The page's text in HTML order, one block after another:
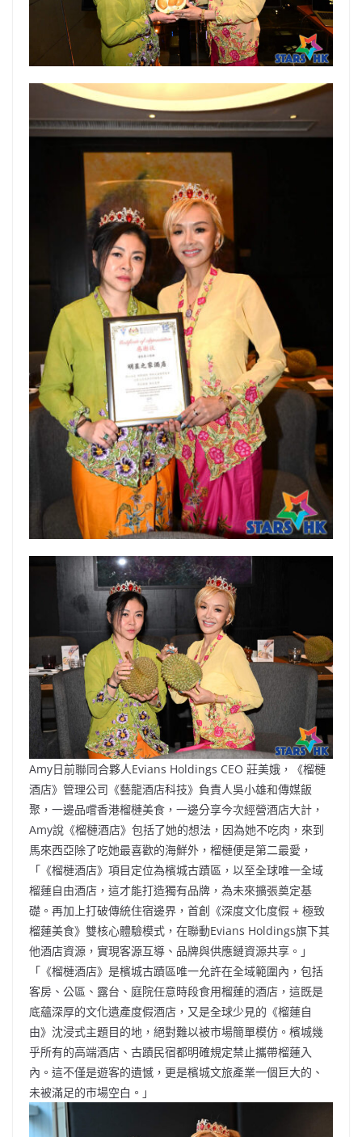
Amy日前聯同合夥人Evians Holdings CEO 莊美娥，《榴槤
酒店》管理公司《藝龍酒店科技》負責人吳小雄和傳媒飯
聚，一邊品嚐香港榴槤美食，一邊分享今次經營酒店大計，
Amy說《榴槤酒店》包括了她的想法，因為她不吃肉，來到
馬來西亞除了吃她最喜歡的海鮮外，榴槤便是第二最愛，
「《榴槤酒店》項目定位為檳城古蹟區，以至全球唯一全域
榴蓮自由酒店，這才能打造獨有品牌，為未來擴張奠定基
礎。再加上打破傳統住宿邊界，首創《深度文化度假 + 極致
榴蓮美食》雙核心體驗模式，在聯動Evians Holdings旗下其
他酒店資源，實現客源互導、品牌與供應鏈資源共享。」
「《榴槤酒店》是檳城古蹟區唯一允許在全域範圍內，包括
客房、公區、露台、庭院任意時段食用榴蓮的酒店，這既是
底蘊深厚的文化遺產度假酒店，又是全球少見的《榴蓮自
由》沈浸式主題目的地，絕對難以被市場簡單模仿。檳城幾
乎所有的高端酒店、古蹟民宿都明確規定禁止攜帶榴蓮入
內。這不僅是遊客的遺憾，更是檳城文旅產業一個巨大的、
未被滿足的市場空白。」